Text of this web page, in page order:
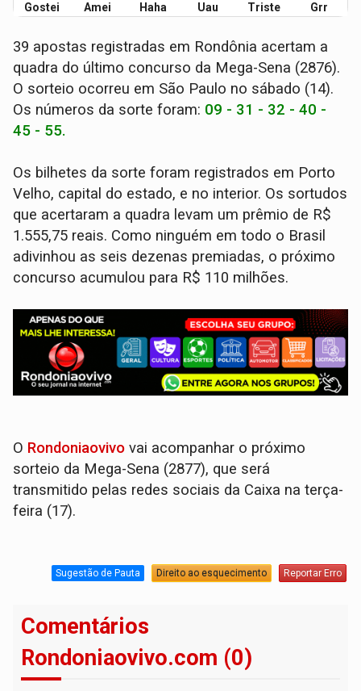
Gostei Amei Haha Uau Triste Grr
39 apostas registradas em Rondônia acertam a
quadra do último concurso da Mega-Sena (2876).
O sorteio ocorreu em São Paulo no sábado (14).
Os números da sorte foram: 09 - 31 - 32 - 40 -
45 - 55.
Os bilhetes da sorte foram registrados em Porto
Velho, capital do estado, e no interior. Os sortudos
que acertaram a quadra levam um prêmio de R$
1.555,75 reais. Como ninguém em todo o Brasil
adivinhou as seis dezenas premiadas, o próximo
concurso acumulou para R$ 110 milhões.
O Rondoniaovivo vai acompanhar o próximo
sorteio da Mega-Sena (2877), que será
transmitido pelas redes sociais da Caixa na terça-
feira (17).
Sugestão de Pauta Direito ao esquecimento Reportar Erro
Comentários
Rondoniaovivo.com (0)